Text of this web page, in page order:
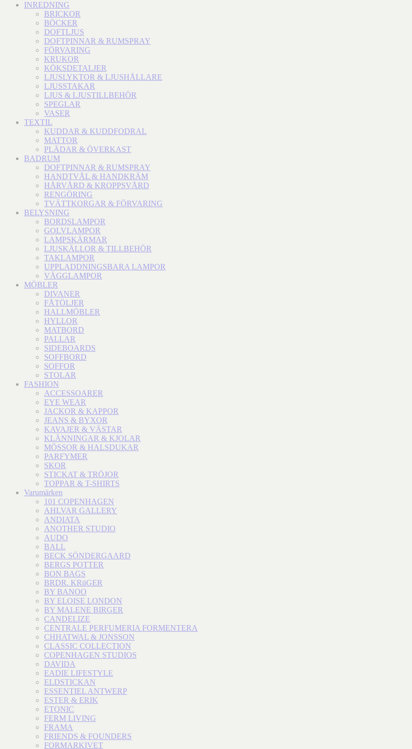
INREDNING
BRICKOR
BÖCKER
DOFTLJUS
DOFTPINNAR & RUMSPRAY
FÖRVARING
KRUKOR
KÖKSDETALJER
LJUSLYKTOR & LJUSHÅLLARE
LJUSSTAKAR
LJUS & LJUSTILLBEHÖR
SPEGLAR
VASER
TEXTIL
KUDDAR & KUDDFODRAL
MATTOR
PLÄDAR & ÖVERKAST
BADRUM
DOFTPINNAR & RUMSPRAY
HANDTVÅL & HANDKRÄM
HÅRVÅRD & KROPPSVÅRD
RENGÖRING
TVÄTTKORGAR & FÖRVARING
BELYSNING
BORDSLAMPOR
GOLVLAMPOR
LAMPSKÄRMAR
LJUSKÄLLOR & TILLBEHÖR
TAKLAMPOR
UPPLADDNINGSBARA LAMPOR
VÄGGLAMPOR
MÖBLER
DIVANER
FÅTÖLJER
HALLMÖBLER
HYLLOR
MATBORD
PALLAR
SIDEBOARDS
SOFFBORD
SOFFOR
STOLAR
FASHION
ACCESSOARER
EYE WEAR
JACKOR & KAPPOR
JEANS & BYXOR
KAVAJER & VÄSTAR
KLÄNNINGAR & KJOLAR
MÖSSOR & HALSDUKAR
PARFYMER
SKOR
STICKAT & TRÖJOR
TOPPAR & T-SHIRTS
Varumärken
101 COPENHAGEN
AHLVAR GALLERY
ANDIATA
ANOTHER STUDIO
AUDO
BALL
BECK SÖNDERGAARD
BERGS POTTER
BON BAGS
BRDR. KRüGER
BY BANOO
BY ELOISE LONDON
BY MALENE BIRGER
CANDELIZE
CENTRALE PERFUMERIA FORMENTERA
CHHATWAL & JONSSON
CLASSIC COLLECTION
COPENHAGEN STUDIOS
DAVIDA
EADIE LIFESTYLE
ELDSTICKAN
ESSENTIEL ANTWERP
ESTER & ERIK
ETONIC
FERM LIVING
FRAMA
FRIENDS & FOUNDERS
FORMARKIVET